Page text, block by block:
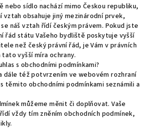
nebo sídlo nachází mimo Českou republiku,
vztah obsahuje jiný mezinárodní prvek,
náš vztah řídí českým právem. Pokud jste
řád státu Vašeho bydliště poskytuje vyšší
než český právní řád, je Vám v právních
vyšší míra ochrany.
s obchodními podmínkami?
dále též potvrzením ve webovém rozhraní
těmito obchodními podmínkami seznámili a
můžeme měnit či doplňovat. Vaše
vždy tím zněním obchodních podmínek,